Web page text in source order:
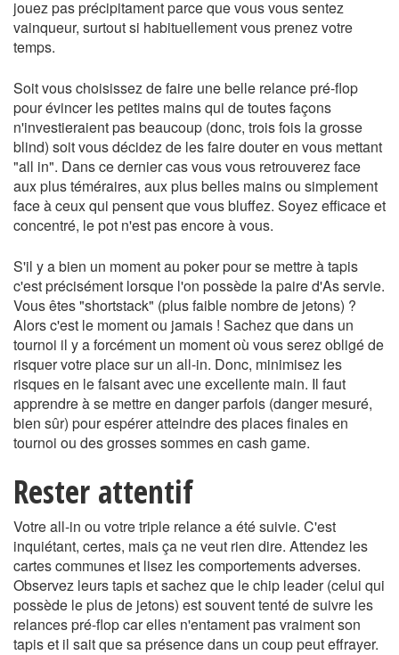
jouez pas précipitament parce que vous vous sentez
vainqueur, surtout si habituellement vous prenez votre
temps.
Soit vous choisissez de faire une belle relance pré-flop
pour évincer les petites mains qui de toutes façons
n'investieraient pas beaucoup (donc, trois fois la grosse
blind) soit vous décidez de les faire douter en vous mettant
"all in". Dans ce dernier cas vous vous retrouverez face
aux plus téméraires, aux plus belles mains ou simplement
face à ceux qui pensent que vous bluffez. Soyez efficace et
concentré, le pot n'est pas encore à vous.
S'il y a bien un moment au poker pour se mettre à tapis
c'est précisément lorsque l'on possède la paire d'As servie.
Vous êtes "shortstack" (plus faible nombre de jetons) ?
Alors c'est le moment ou jamais ! Sachez que dans un
tournoi il y a forcément un moment où vous serez obligé de
risquer votre place sur un all-in. Donc, minimisez les
risques en le faisant avec une excellente main. Il faut
apprendre à se mettre en danger parfois (danger mesuré,
bien sûr) pour espérer atteindre des places finales en
tournoi ou des grosses sommes en cash game.
Rester attentif
Votre all-in ou votre triple relance a été suivie. C'est
inquiétant, certes, mais ça ne veut rien dire. Attendez les
cartes communes et lisez les comportements adverses.
Observez leurs tapis et sachez que le chip leader (celui qui
possède le plus de jetons) est souvent tenté de suivre les
relances pré-flop car elles n'entament pas vraiment son
tapis et il sait que sa présence dans un coup peut effrayer.